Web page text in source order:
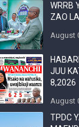
NANENANE
NA
WRRB
ZAO
August
JUU
8,2026
August
TPDC